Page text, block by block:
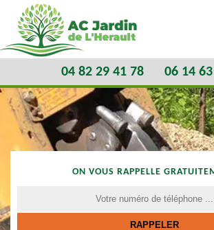
04 82 29 41 78 06 14
ON VOUS RAPPELLE